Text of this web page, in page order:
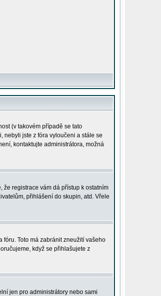
(v takovém případě se tato
nebyli jste z fóra vyloučeni a stále se
kontaktujte administrátora, možná
že registrace vám dá přístup k ostatním
přihlášení do skupin, atd. Vřele
Toto má zabránit zneužití vašeho
když se přihlašujete z
jen pro administrátory nebo sami